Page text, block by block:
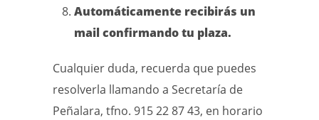
Automáticamente recibirás un
mail confirmando tu plaza.
Cualquier duda, recuerda que puedes
resolverla llamando a Secretaría de
Peñalara, tfno. 915 22 87 43, en horario